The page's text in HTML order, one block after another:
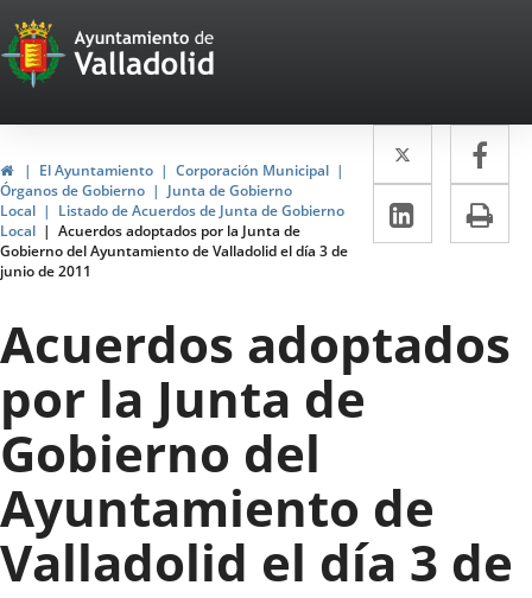
Portal
Web
del
Ayuntamiento
de
Valladolid
HomeEl Ayuntamiento
Corporación Municipal
Órganos de Gobierno
Junta de Gobierno
Local
Listado de Acuerdos de Junta de Gobierno
Local
Acuerdos adoptados por la Junta de
Gobierno del Ayuntamiento de Valladolid el día 3 de
junio de 2011
Twitter
Enlace
a
una
a
Linkedin
Enlace
a
externa.
Acuerdos adoptados
por la Junta de
Gobierno del
Ayuntamiento de
Valladolid el día 3 de